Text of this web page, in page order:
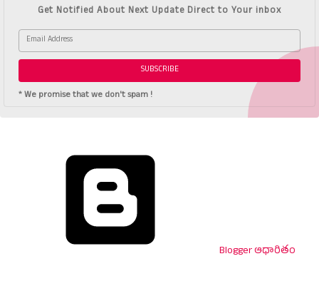
Get Notified About Next Update Direct to Your inbox
* We promise that we don't spam !
Blogger ఆధారితం